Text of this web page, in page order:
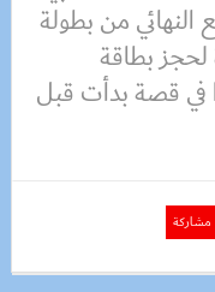
النهائي من بطولة
مباراة لحجز بطاقة
في قصة بدأت قبل
مشاركة